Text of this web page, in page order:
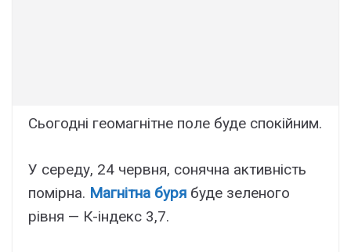
Сьогодні геомагнітне поле буде спокійним.
У середу, 24 червня, сонячна активність
помірна. Магнітна буря буде зеленого
рівня — К-індекс 3,7.